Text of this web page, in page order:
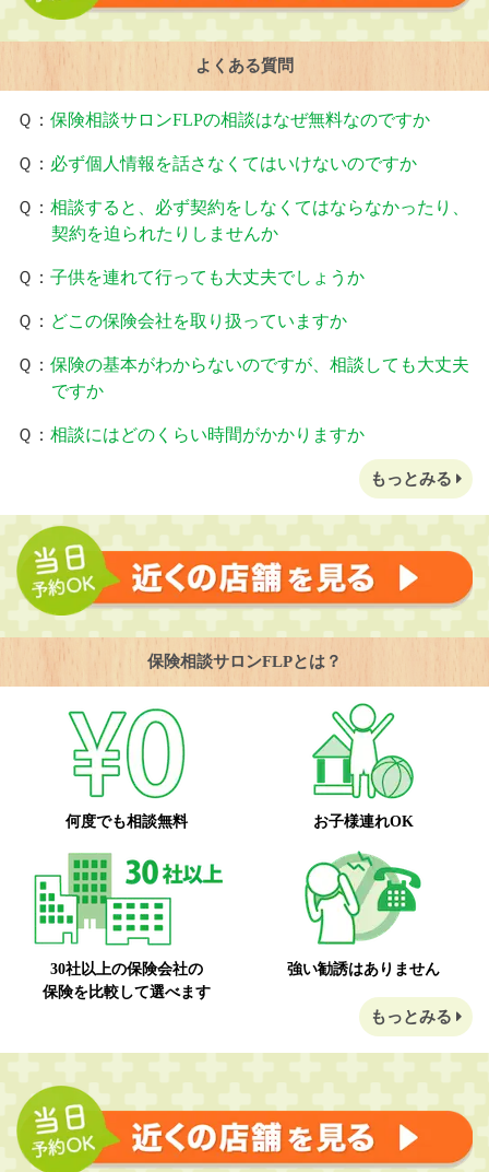
よくある質問
Ｑ： 保険相談サロンFLPの相談はなぜ無料なのですか
Ｑ： 必ず個人情報を話さなくてはいけないのですか
Ｑ： 相談すると、必ず契約をしなくてはならなかったり、
契約を迫られたりしませんか
Ｑ： 子供を連れて行っても大丈夫でしょうか
Ｑ： どこの保険会社を取り扱っていますか
Ｑ： 保険の基本がわからないのですが、相談しても大丈夫
ですか
Ｑ： 相談にはどのくらい時間がかかりますか
もっとみる
保険相談サロンFLPとは？
何度でも相談無料 お子様連れOK
30社以上の保険会社の
保険を比較して選べます
強い勧誘はありません
もっとみる